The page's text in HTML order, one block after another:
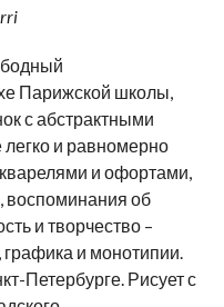
Парижской школы,
с абстрактными
и равномерно
и офортами,
воспоминания об
и творчество –
графика и монотипии.
Петербурге. Рисует с